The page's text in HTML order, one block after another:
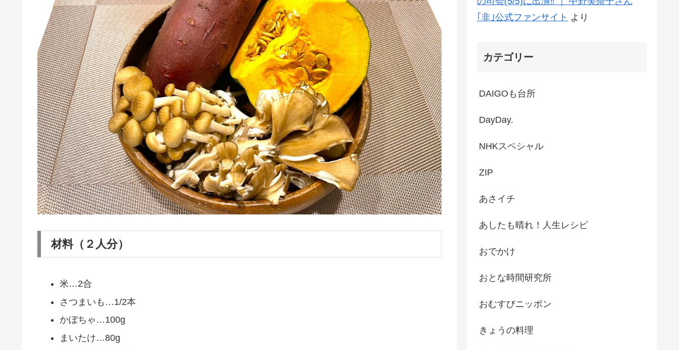
材料（２人分）
米…2合
さつまいも…1/2本
かぼちゃ…100g
まいたけ…80g
｢非｣公式ファンサイト より
カテゴリー
DAIGOも台所
DayDay.
NHKスペシャル
ZIP
あさイチ
あしたも晴れ！人生レシピ
おでかけ
おとな時間研究所
おむすびニッポン
きょうの料理